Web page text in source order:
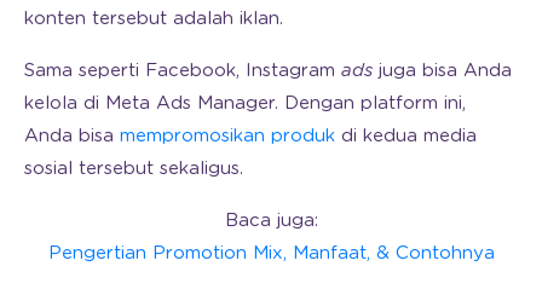
konten tersebut adalah iklan.
Sama seperti Facebook, Instagram ads juga bisa Anda
kelola di Meta Ads Manager. Dengan platform ini,
Anda bisa mempromosikan produk di kedua media
sosial tersebut sekaligus.
Baca juga:
Pengertian Promotion Mix, Manfaat, & Contohnya